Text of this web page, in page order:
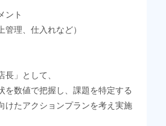
ント
管理、仕入れなど）
長」として、
を数値で把握し、課題を特定する
けたアクションプランを考え実施